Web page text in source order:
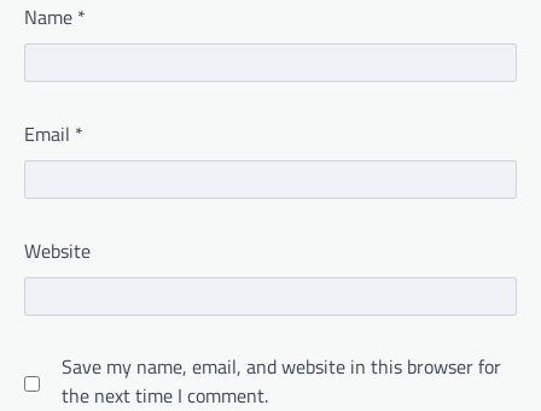
Name *
Email *
Website
Save my name, email, and website in this browser for
the next time I comment.